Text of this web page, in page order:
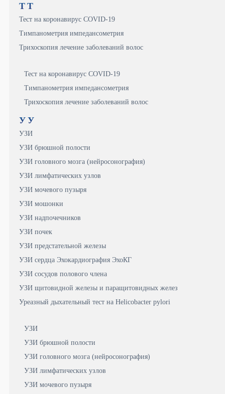
Т Т
Тест на коронавирус COVID-19
Тимпанометрия импедансометрия
Трихоскопия лечение заболеваний волос
Тест на коронавирус COVID-19
Тимпанометрия импедансометрия
Трихоскопия лечение заболеваний волос
У У
УЗИ
УЗИ брюшной полости
УЗИ головного мозга (нейросонография)
УЗИ лимфатических узлов
УЗИ мочевого пузыря
УЗИ мошонки
УЗИ надпочечников
УЗИ почек
УЗИ предстательной железы
УЗИ сердца Эхокардиография ЭхоКГ
УЗИ сосудов полового члена
УЗИ щитовидной железы и паращитовидных желез
Уреазный дыхательный тест на Helicobacter pylori
УЗИ
УЗИ брюшной полости
УЗИ головного мозга (нейросонография)
УЗИ лимфатических узлов
УЗИ мочевого пузыря